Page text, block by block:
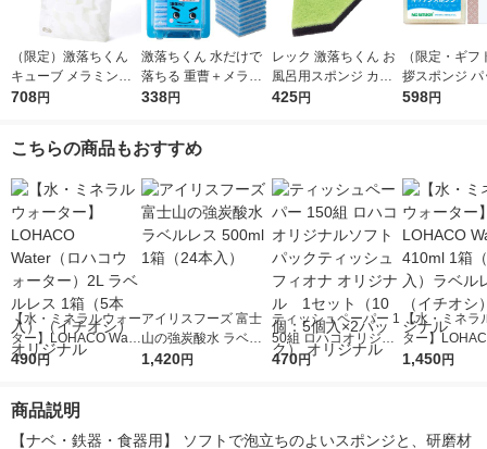
（限定）激落ちくん
キューブ メラミンス
ポンジ 大容量 1パッ
オリジナル
708円
激落ちくん 水だけで
落ちる 重曹＋メラミ
ンクリーナー お掃除
レック
338円
レック 激落ちくん お
風呂用スポンジ カビ
取りバスクリーナー
425円
（限定・ギフ
拶スポンジ パ
ナチュロン キ
598円
こちらの商品もおすすめ
【水・ミネラルウォー
ター】LOHACO Wate
r（ロハコウォータ
シ） オリジナル
490円
アイリスフーズ 富士
山の強炭酸水 ラベル
レス 500ml 1箱（24
1,420円
ティッシュペーパー 1
50組 ロハコオリジナ
ルソフトパックティッ
オリジナル
470円
【水・ミネラ
ター】
r 410ml 1箱（
1,450円
商品説明
【ナベ・鉄器・食器用】 ソフトで泡立ちのよいスポンジと、研磨材